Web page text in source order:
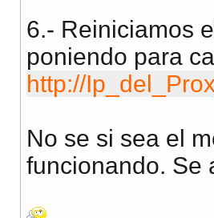
6.- Reiniciamos
poniendo para
http://
No se si sea el
funcionando. Se